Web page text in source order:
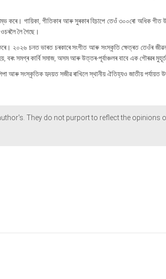
কৰে। গায়িকা, গীতিকাৰ আৰু সুৰকাৰ হিচাপে তেওঁ ৩০০ৰো অধিক গীত
লৈ গৈছে।
কৰে। ২০২৬ চনত ভাৰত চৰকাৰে সংগীত আৰু সংস্কৃতি ক্ষেত্ৰত তেওঁৰ
বৰং সমগ্ৰ কাৰ্বি সমাজ, অসম আৰু উত্তৰ-পূৰ্বাঞ্চলৰ বাবে এক গৌৰৱৰ
আৰু সংস্কৃতিক হৃদয়ত সজীৱ ৰাখিলে স্থানীয় ঐতিহ্যও জাতীয় পৰ্যায়ত
They do not purport to reflect the opinions